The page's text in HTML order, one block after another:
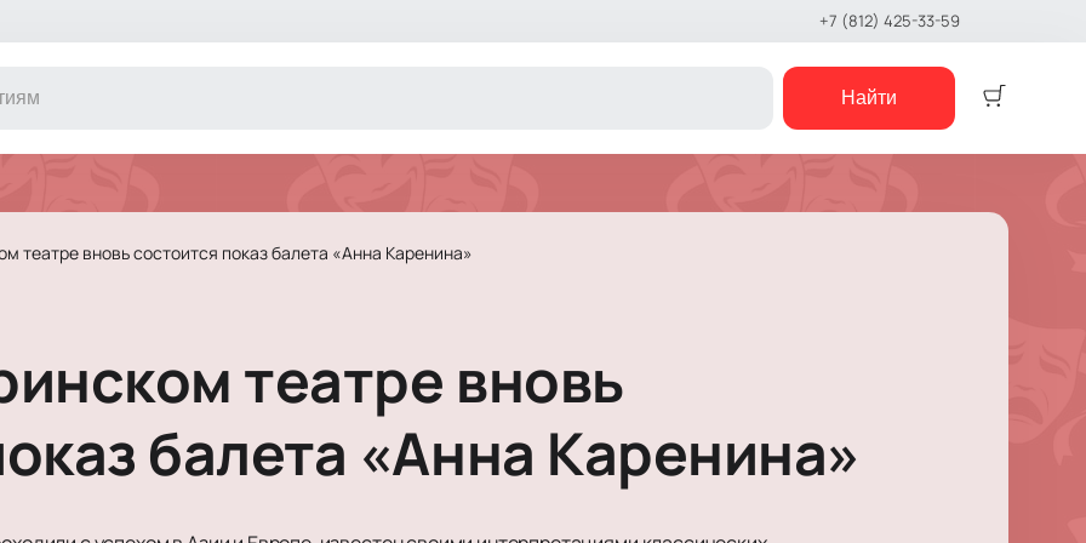
+7 (812) 425-33-59
Сертификат
Оркестр
Инди
Новогодние концерты
Найти
театре вновь состоится показ балета «Анна Каренина»
театре вновь
балета «Анна Каренина»